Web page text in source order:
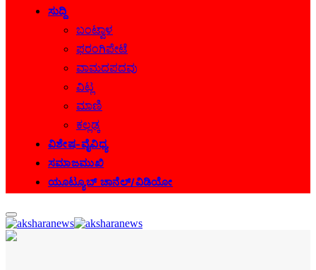
ಸುದ್ದಿ
ಬಂಟ್ವಾಳ
ಫರಂಗಿಪೇಟೆ
ವಾಮದಪದವು
ವಿಟ್ಲ
ಮಾಣಿ
ಕಲ್ಲಡ್ಕ
ವಿಶೇಷ-ವೈವಿಧ್ಯ
ಸಮಾಜಮುಖಿ
ಯೂಟ್ಯೂಬ್ ಚಾನೆಲ್/ವಿಡಿಯೋ